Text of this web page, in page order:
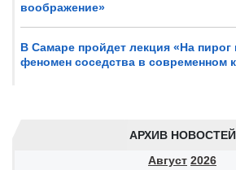
воображение»
В Самаре пройдет лекция «На
феномен соседства в современном
АРХИВ НОВОСТЕЙ
Август 2026